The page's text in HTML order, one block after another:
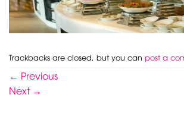
Trackbacks are closed, but you can post a
← Previous
Next →